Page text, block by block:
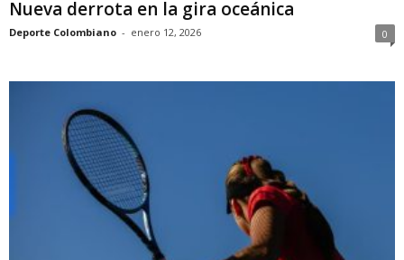
Nueva derrota en la gira oceánica
Deporte Colombiano - enero 12, 2026 0